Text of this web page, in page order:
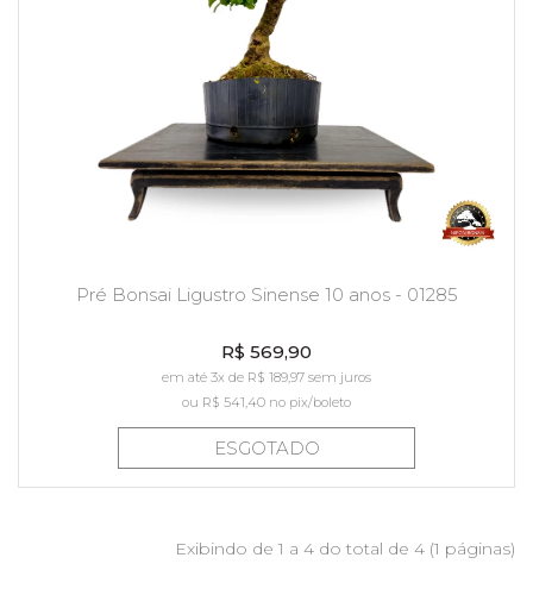
Pré Bonsai Ligustro Sinense 10 anos - 01285
R$ 569,90
em até 3x de R$ 189,97 sem juros
ou R$ 541,40 no pix/boleto
ESGOTADO
Exibindo de 1 a 4 do total de 4 (1 páginas)